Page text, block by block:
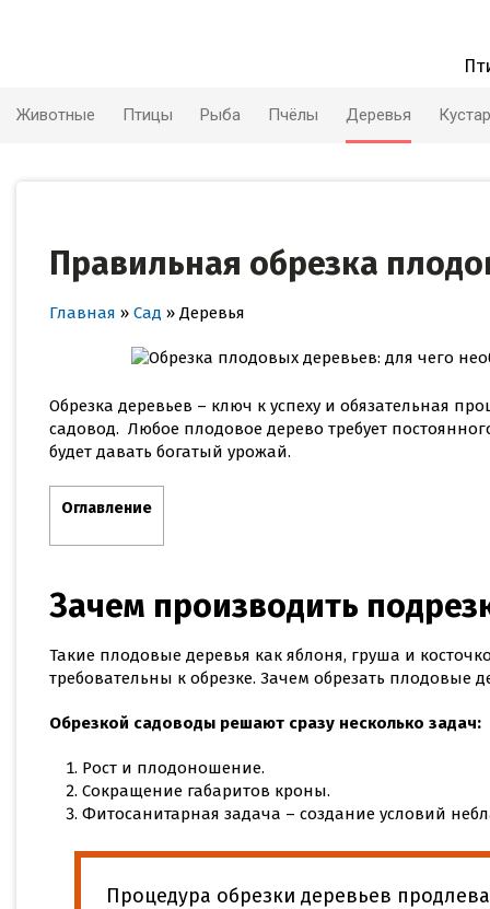
Животные Птицы Рыба Пчёлы Деревья
Правильная обрезка
Главная » Сад » Деревья
Обрезка деревьев – ключ к успеху и обязательная
садовод. Любое плодовое дерево требует
будет давать богатый урожай.
Оглавление
Зачем производить
Такие плодовые деревья как яблоня, груша и
требовательны к обрезке. Зачем обрезать плодовые
Обрезкой садоводы решают сразу несколько задач:
Рост и плодоношение.
Сокращение габаритов кроны.
Фитосанитарная задача – создание условий
Процедура обрезки деревьев